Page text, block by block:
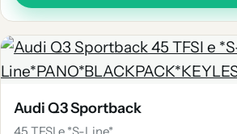
Audi Q3 Sportback